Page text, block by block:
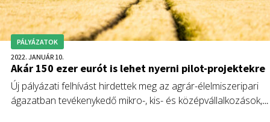
PÁLYÁZATOK
2022. JANUÁR 10.
Akár 150 ezer eurót is lehet nyerni pilot-projektekre
Új pályázati felhívást hirdettek meg az agrár-élelmiszeripari
ágazatban tevékenykedő mikro-, kis- és középvállalkozások,